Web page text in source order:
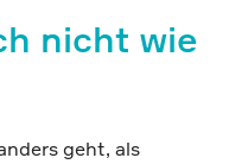
nicht wie
geht, als